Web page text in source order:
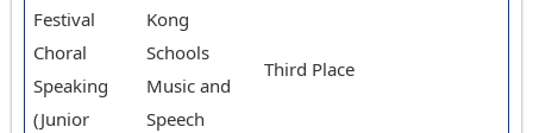
Festival
Choral
Speaking
(Junior
Kong
Schools
Music and
Speech
Third Place